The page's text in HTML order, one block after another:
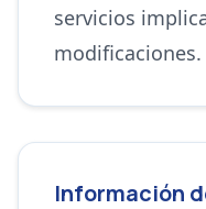
servicios
modificaciones.
Información